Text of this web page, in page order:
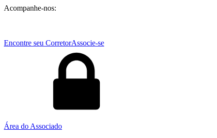
Acompanhe-nos:
Encontre seu CorretorAssocie-se
Área do Associado